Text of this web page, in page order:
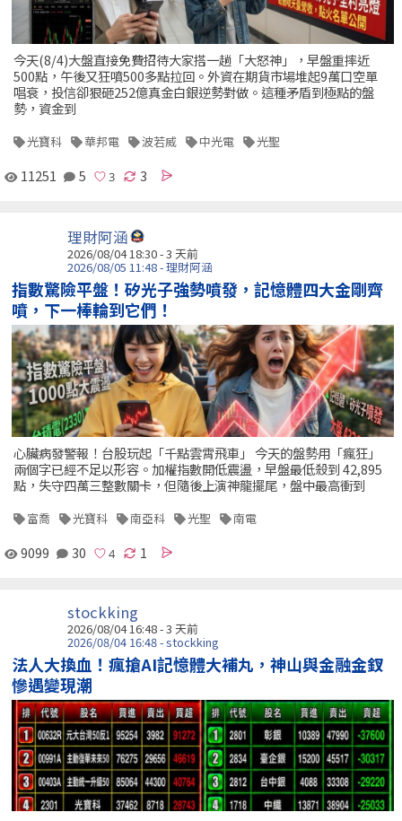
今天(8/4)大盤直接免費招待大家搭一趟「大怒神」，早盤重摔近
500點，午後又狂噴500多點拉回。外資在期貨市場堆起9萬口空單
唱衰，投信卻狠砸252億真金白銀逆勢對做。這種矛盾到極點的盤
勢，資金到
光寶科 華邦電 波若威 中光電 光聖
11251 5 3
理財阿涵
2026/08/04 18:30 - 3 天前
2026/08/05 11:48 - 理財阿涵
指數驚險平盤！矽光子強勢噴發，記憶體四大金剛齊
噴，下一棒輪到它們！
心臟病發警報！台股玩起「千點雲霄飛車」 今天的盤勢用「瘋狂」
兩個字已經不足以形容。加權指數開低震盪，早盤最低殺到 42,895
點，失守四萬三整數關卡，但隨後上演神龍擺尾，盤中最高衝到
富喬 光寶科 南亞科 光聖 南電
9099 30 1
stockking
2026/08/04 16:48 - 3 天前
2026/08/04 16:48 - stockking
法人大換血！瘋搶AI記憶體大補丸，神山與金融金釵
慘遇變現潮